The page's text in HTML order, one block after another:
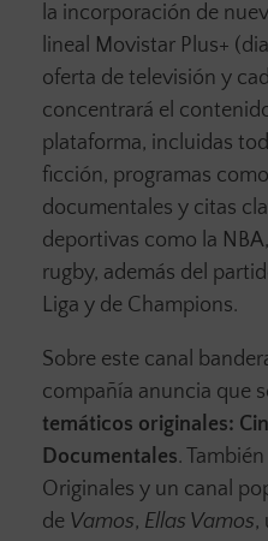
la incorporación de
lineal Movistar Plus+
oferta de televisión y
concentrará el
plataforma, incluidas
ficción, programas como
documentales y citas
deportivas como la
rugby, además del
Liga y de Champions.
Sobre este canal
compañía anuncia que
temáticos originales:
Documentales.
Originales y un canal
de Vamos, Ellas Vamos,